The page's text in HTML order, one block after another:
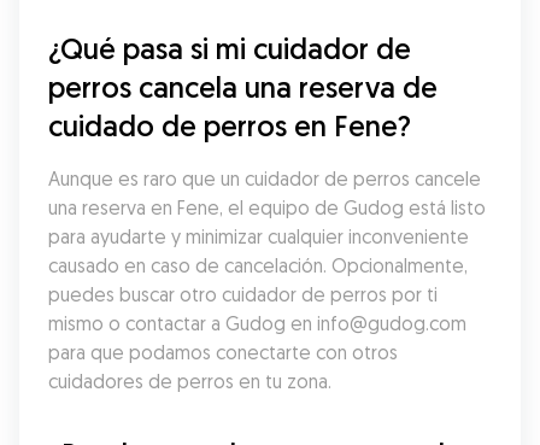
¿Qué pasa si mi cuidador de
perros cancela una reserva de
cuidado de perros en Fene?
Aunque es raro que un cuidador de perros cancele
una reserva en Fene, el equipo de Gudog está listo
para ayudarte y minimizar cualquier inconveniente
causado en caso de cancelación. Opcionalmente,
puedes buscar otro cuidador de perros por ti
mismo o contactar a Gudog en info@gudog.com
para que podamos conectarte con otros
cuidadores de perros en tu zona.